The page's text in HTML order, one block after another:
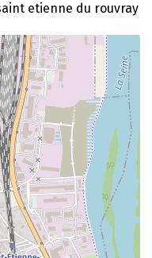
etienne du rouvray